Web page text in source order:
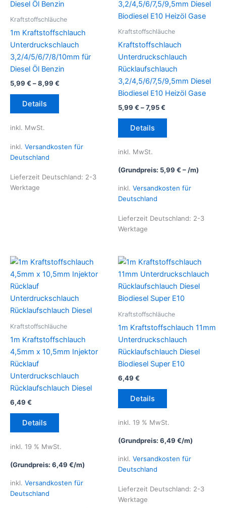
Kraftstoffschläuche
1m Kraftstoffschlauch
Unterdruckschlauch
3,2/4/5/6/7/8/10mm für
Diesel Öl Benzin
5,99 € –8,99 €
Details
Dieses
Varianten
Optionen
inkl. MwSt.
inkl. Versandkosten für
Deutschland
Lieferzeit Deutschland: 2-3
Werktage
Kraftstoffschläuche
Kraftstoffschlauch
Unterdruckschlauch
Rücklaufschlauch
3,2/4,5/6/7,5/9,5mm Diesel
Biodiesel E10 Heizöl Gase
5,99 € –7,95€
Details
Dieses
Varianten
Die
können
gewählt
werden
inkl. MwSt.
(Grundpreis: 5,99 € – /m)
inkl. Versandkosten für
Deutschland
Lieferzeit Deutschland: 2-3
Werktage
Kraftstoffschläuche
1m Kraftstoffschlauch
4,5mm x 10,5mm Injektor
Rücklauf
Unterdruckschlauch
Rücklaufschlauch Diesel
6,49 €
Details
inkl. 19 % MwSt.
(Grundpreis: 6,49 €/m)
inkl. Versandkosten für
Deutschland
Kraftstoffschläuche
1m Kraftstoffschlauch 11mm
Unterdruckschlauch
Rücklaufschlauch Diesel
Biodiesel Super E10
6,49 €
Details
inkl. 19 % MwSt.
(Grundpreis: 6,49 €/m)
inkl. Versandkosten für
Deutschland
Lieferzeit Deutschland: 2-3
Werktage